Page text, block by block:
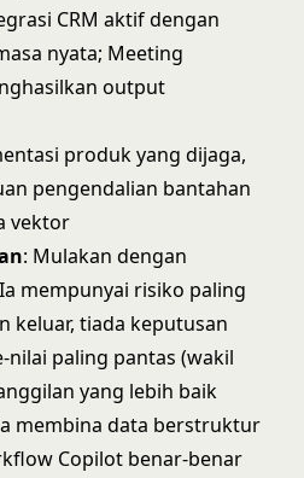
CRM aktif dengan
nyata; Meeting
output
produk yang dijaga,
pengendalian bantahan
vektor
: Mulakan dengan
mempunyai risiko paling
keluar, tiada keputusan
nilai paling pantas (wakil
yang lebih baik
membina data berstruktur
Copilot benar-benar